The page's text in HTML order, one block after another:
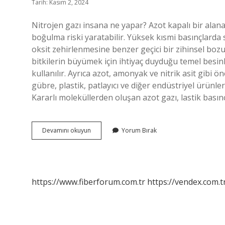
Tarih: Kasım 2, 2024
Nitrojen gazı insana ne yapar? Azot kapalı bir
boğulma riski yaratabilir. Yüksek kısmi
oksit zehirlenmesine benzer geçici bir zihinsel
bitkilerin büyümek için ihtiyaç duyduğu temel
kullanılır. Ayrıca azot, amonyak ve nitrik asit gibi
gübre, plastik, patlayıcı ve diğer endüstriyel
Kararlı moleküllerden oluşan azot gazı, lastik
Devamını okuyun Nitrojen
Tüpü
Yorum Bırak
https://www.fiberforum.com.tr https://